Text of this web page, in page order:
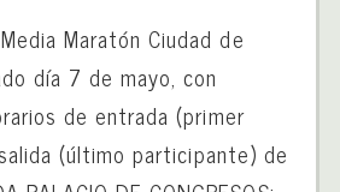
Maratón Ciudad de
día 7 de mayo, con
de entrada (primer
(último participante) de